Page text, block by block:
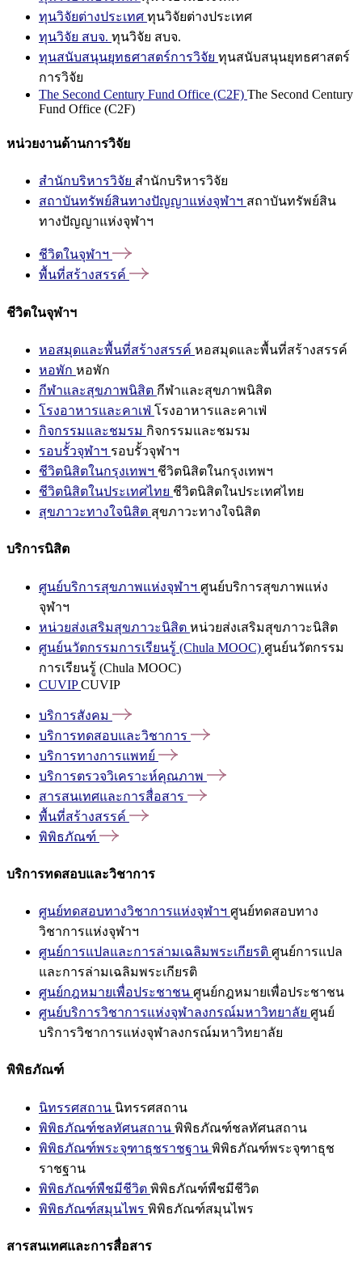
ทุนวิจัยต่างประเทศ ทุนวิจัยต่างประเทศ
ทุนวิจัย สบจ. ทุนวิจัย สบจ.
ทุนสนับสนุนยุทธศาสตร์การวิจัย ทุนสนับสนุนยุทธศาสตร์
การวิจัย
The Second Century Fund Office (C2F) The Second Century
Fund Office (C2F)
หน่วยงานด้านการวิจัย
สำนักบริหารวิจัย สำนักบริหารวิจัย
สถาบันทรัพย์สินทางปัญญาแห่งจุฬาฯ สถาบันทรัพย์สิน
ทางปัญญาแห่งจุฬาฯ
ชีวิตในจุฬาฯ
พื้นที่สร้างสรรค์
ชีวิตในจุฬาฯ
หอสมุดและพื้นที่สร้างสรรค์ หอสมุดและพื้นที่สร้างสรรค์
หอพัก หอพัก
กีฬาและสุขภาพนิสิต กีฬาและสุขภาพนิสิต
โรงอาหารและคาเฟ่ โรงอาหารและคาเฟ่
กิจกรรมและชมรม กิจกรรมและชมรม
รอบรั้วจุฬาฯ รอบรั้วจุฬาฯ
ชีวิตนิสิตในกรุงเทพฯ ชีวิตนิสิตในกรุงเทพฯ
ชีวิตนิสิตในประเทศไทย ชีวิตนิสิตในประเทศไทย
สุขภาวะทางใจนิสิต สุขภาวะทางใจนิสิต
บริการนิสิต
ศูนย์บริการสุขภาพแห่งจุฬาฯ ศูนย์บริการสุขภาพแห่ง
จุฬาฯ
หน่วยส่งเสริมสุขภาวะนิสิต หน่วยส่งเสริมสุขภาวะนิสิต
ศูนย์นวัตกรรมการเรียนรู้ (Chula MOOC) ศูนย์นวัตกรรม
การเรียนรู้ (Chula MOOC)
CUVIPCUVIP
บริการสังคม
บริการทดสอบและวิชาการ
บริการทางการแพทย์
บริการตรวจวิเคราะห์คุณภาพ
สารสนเทศและการสื่อสาร
พื้นที่สร้างสรรค์
พิพิธภัณฑ์
บริการทดสอบและวิชาการ
ศูนย์ทดสอบทางวิชาการแห่งจุฬาฯ ศูนย์ทดสอบทาง
วิชาการแห่งจุฬาฯ
ศูนย์การแปลและการล่ามเฉลิมพระเกียรติ ศูนย์การแปล
และการล่ามเฉลิมพระเกียรติ
ศูนย์กฎหมายเพื่อประชาชน ศูนย์กฎหมายเพื่อประชาชน
ศูนย์บริการวิชาการแห่งจุฬาลงกรณ์มหาวิทยาลัย ศูนย์
บริการวิชาการแห่งจุฬาลงกรณ์มหาวิทยาลัย
พิพิธภัณฑ์
นิทรรศสถาน นิทรรศสถาน
พิพิธภัณฑ์ชลทัศนสถาน พิพิธภัณฑ์ชลทัศนสถาน
พิพิธภัณฑ์พระจุฑาธุชราชฐาน พิพิธภัณฑ์พระจุฑาธุช
ราชฐาน
พิพิธภัณฑ์พืชมีชีวิต พิพิธภัณฑ์พืชมีชีวิต
พิพิธภัณฑ์สมุนไพร พิพิธภัณฑ์สมุนไพร
สารสนเทศและการสื่อสาร